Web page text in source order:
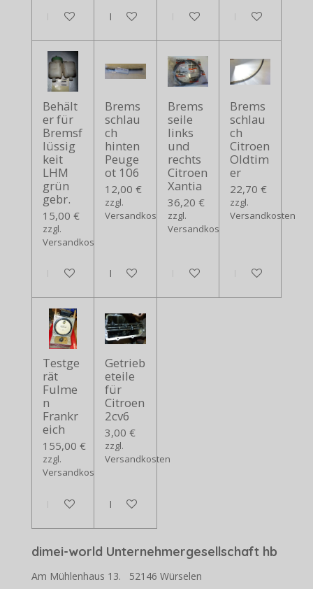
In den WarenkorbIn den WarenkorbIn den Warenkorb
In den
Behält
er für
Bremsf
lüssig
keit
LHM
grün
gebr.
15,00 €
zzgl.
Versandkosten
In den Warenkorb
Brems
schlau
ch
hinten
Peuge
ot 106
12,00 €
zzgl.
Versandkosten
In den Warenkorb
Brems
seile
links
und
rechts
Citroen
Xantia
36,20 €
zzgl.
Versandkosten
In den Warenkorb
Brems
schlau
ch
Citroen
Oldtim
er
22,70 €
zzgl.
Versandkosten
In den
Testge
rät
Fulme
n
Frankr
eich
155,00 €
zzgl.
Versandkosten
In den Warenkorb
Getrieb
eteile
für
Citroen
2cv6
3,00 €
zzgl.
Versandkosten
In den Warenkorb
dimei-world Unternehmergesellschaft hb
Am Mühlenhaus 13. 52146 Würselen